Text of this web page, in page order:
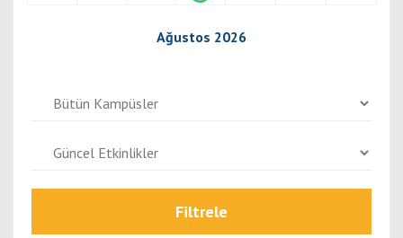
Ağustos 2026